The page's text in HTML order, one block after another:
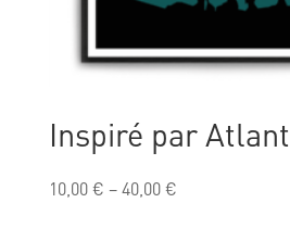
Inspiré par
10,00€ –40,00€